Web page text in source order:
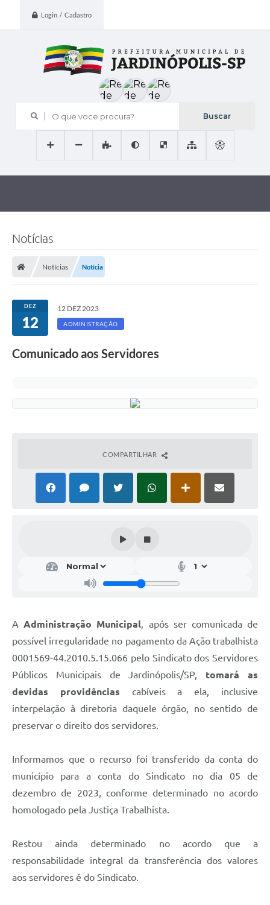
Login / Cadastro
O que voce procura?
Notícias
Notícias Notícia
DEZ
12
12 DEZ 2023
ADMINISTRAÇÃO
Comunicado aos Servidores
COMPARTILHAR
AAdministração Municipal, após ser comunicada de
possível irregularidade no pagamento da Ação trabalhista
0001569-44.2010.5.15.066 pelo Sindicato dos Servidores
Públicos Municipais de Jardinópolis/SP, tomará as
devidas providências cabíveis a ela, inclusive
interpelação à diretoria daquele órgão, no sentido de
preservar o direito dos servidores.
Informamos que o recurso foi transferido da conta do
município para a conta do Sindicato no dia 05 de
dezembro de 2023, conforme determinado no acordo
homologado pela Justiça Trabalhista.
Restou ainda determinado no acordo que a
responsabilidade integral da transferência dos valores
aos servidores é do Sindicato.